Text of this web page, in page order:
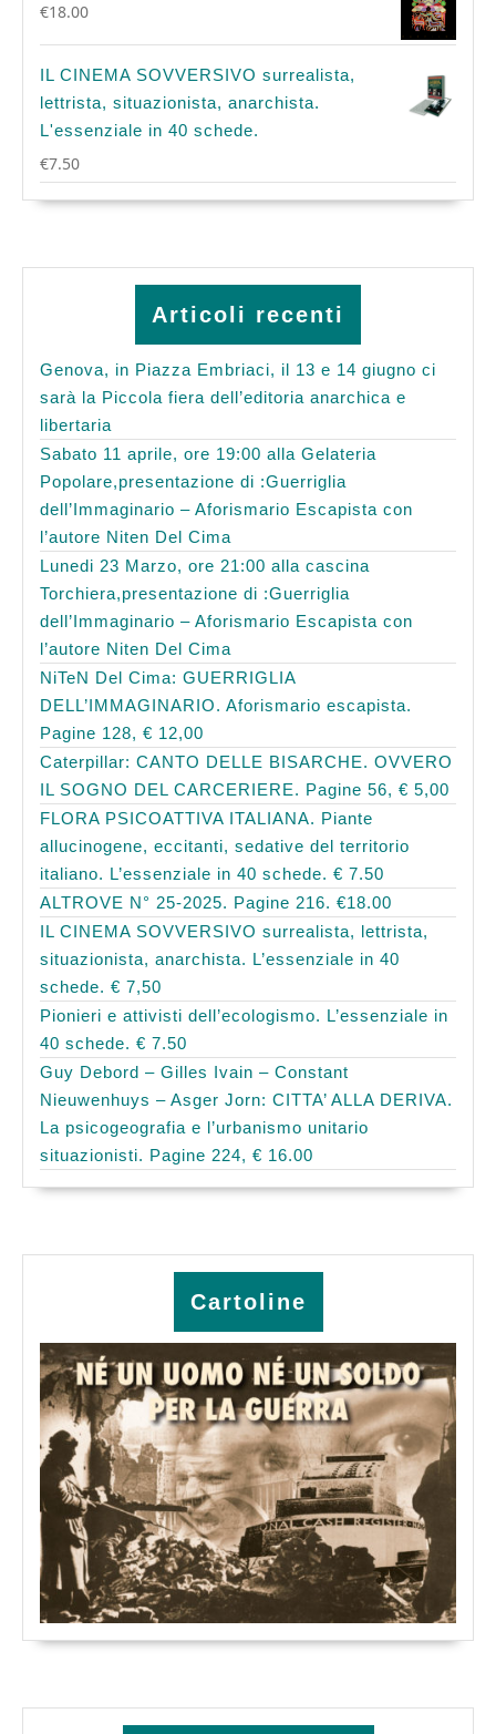
€18.00
IL CINEMA SOVVERSIVO surrealista,
lettrista, situazionista, anarchista.
L'essenziale in 40 schede.
€7.50
Articoli recenti
Genova, in Piazza Embriaci, il 13 e 14 giugno ci
sarà la Piccola fiera dell’editoria anarchica e
libertaria
Sabato 11 aprile, ore 19:00 alla Gelateria
Popolare,presentazione di :Guerriglia
dell’Immaginario – Aforismario Escapista con
l’autore Niten Del Cima
Lunedi 23 Marzo, ore 21:00 alla cascina
Torchiera,presentazione di :Guerriglia
dell’Immaginario – Aforismario Escapista con
l’autore Niten Del Cima
NiTeN Del Cima: GUERRIGLIA
DELL’IMMAGINARIO. Aforismario escapista.
Pagine 128, € 12,00
Caterpillar: CANTO DELLE BISARCHE. OVVERO
IL SOGNO DEL CARCERIERE. Pagine 56, € 5,00
FLORA PSICOATTIVA ITALIANA. Piante
allucinogene, eccitanti, sedative del territorio
italiano. L’essenziale in 40 schede. € 7.50
ALTROVE N° 25-2025. Pagine 216. €18.00
IL CINEMA SOVVERSIVO surrealista, lettrista,
situazionista, anarchista. L’essenziale in 40
schede. € 7,50
Pionieri e attivisti dell’ecologismo. L’essenziale in
40 schede. € 7.50
Guy Debord – Gilles Ivain – Constant
Nieuwenhuys – Asger Jorn: CITTA’ ALLA DERIVA.
La psicogeografia e l’urbanismo unitario
situazionisti. Pagine 224, € 16.00
Cartoline